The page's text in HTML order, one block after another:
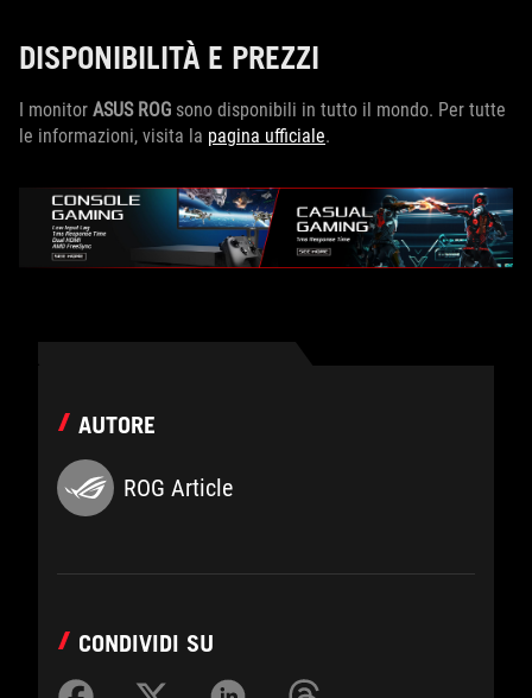
DISPONIBILITÀ E PREZZI
I monitor ASUS ROG sono disponibili in tutto il mondo. Per tutte
le informazioni, visita la pagina ufficiale.
AUTORE
ROG Article
CONDIVIDI SU